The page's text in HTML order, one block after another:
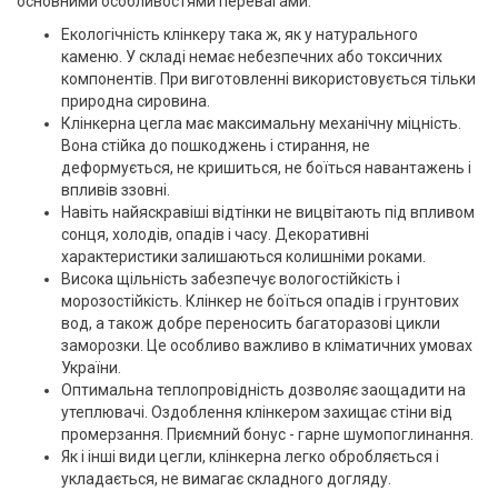
Екологічність клінкеру така ж, як у натурального
каменю. У складі немає небезпечних або токсичних
компонентів. При виготовленні використовується тільки
природна сировина.
Клінкерна цегла має максимальну механічну міцність.
Вона стійка до пошкоджень і стирання, не
деформується, не кришиться, не боїться навантажень і
впливів ззовні.
Навіть найяскравіші відтінки не вицвітають під впливом
сонця, холодів, опадів і часу. Декоративні
характеристики залишаються колишніми роками.
Висока щільність забезпечує вологостійкість і
морозостійкість. Клінкер не боїться опадів і грунтових
вод, а також добре переносить багаторазові цикли
заморозки. Це особливо важливо в кліматичних умовах
України.
Оптимальна теплопровідність дозволяє заощадити на
утеплювачі. Оздоблення клінкером захищає стіни від
промерзання. Приємний бонус - гарне шумопоглинання.
Як і інші види цегли, клінкерна легко обробляється і
укладається, не вимагає складного догляду.